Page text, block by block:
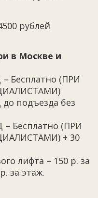
рублей
в Москве и
Бесплатно (ПРИ
подъезда без
– Бесплатно (ПРИ
+ 30
лифта – 150 р. за
за этаж.